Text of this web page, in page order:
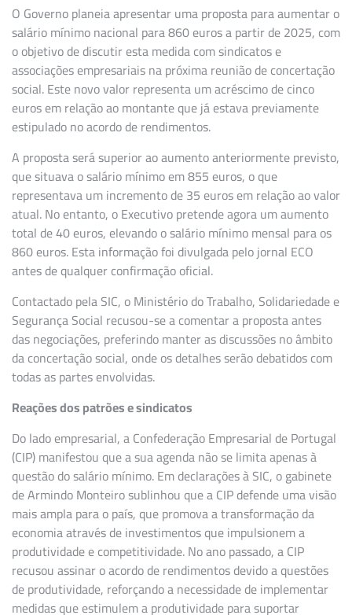
O Governo planeia apresentar uma proposta para aumentar o
salário mínimo nacional para 860 euros a partir de 2025, com
o objetivo de discutir esta medida com sindicatos e
associações empresariais na próxima reunião de concertação
social. Este novo valor representa um acréscimo de cinco
euros em relação ao montante que já estava previamente
estipulado no acordo de rendimentos.
A proposta será superior ao aumento anteriormente previsto,
que situava o salário mínimo em 855 euros, o que
representava um incremento de 35 euros em relação ao valor
atual. No entanto, o Executivo pretende agora um aumento
total de 40 euros, elevando o salário mínimo mensal para os
860 euros. Esta informação foi divulgada pelo jornal ECO
antes de qualquer confirmação oficial.
Contactado pela SIC, o Ministério do Trabalho, Solidariedade e
Segurança Social recusou-se a comentar a proposta antes
das negociações, preferindo manter as discussões no âmbito
da concertação social, onde os detalhes serão debatidos com
todas as partes envolvidas.
Reações dos patrões e sindicatos
Do lado empresarial, a Confederação Empresarial de Portugal
(CIP) manifestou que a sua agenda não se limita apenas à
questão do salário mínimo. Em declarações à SIC, o gabinete
de Armindo Monteiro sublinhou que a CIP defende uma visão
mais ampla para o país, que promova a transformação da
economia através de investimentos que impulsionem a
produtividade e competitividade. No ano passado, a CIP
recusou assinar o acordo de rendimentos devido a questões
de produtividade, reforçando a necessidade de implementar
medidas que estimulem a produtividade para suportar